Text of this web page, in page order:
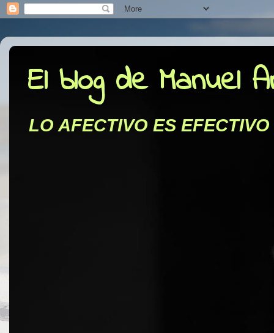
El blog de Manuel
LO AFECTIVO ES EFECTIVO